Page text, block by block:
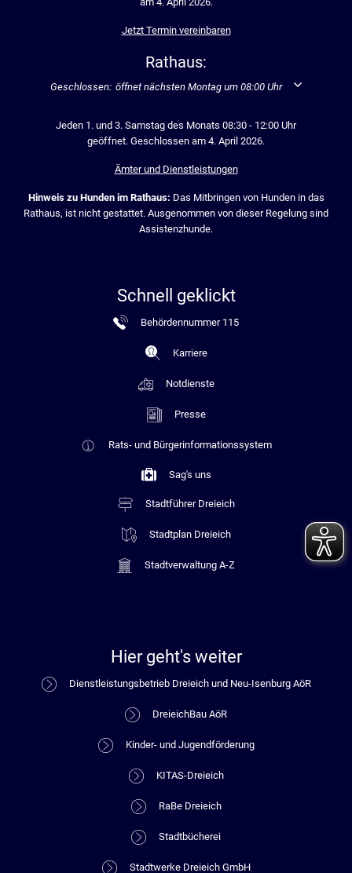
Jetzt Termin vereinbaren
Rathaus:
Klicken, um weitere Öffnungs- oder Schließzeiten auszublenden
Geschlossen: öffnet nächsten Montag um 08:00 Uhr
Jeden 1. und 3. Samstag des Monats 08:30 - 12:00 Uhr
geöffnet. Geschlossen am 4. April 2026.
Ämter und Dienstleistungen
Hinweis zu Hunden im Rathaus: Das Mitbringen von Hunden in das
Rathaus, ist nicht gestattet. Ausgenommen von dieser Regelung sind
Assistenzhunde.
Schnell geklickt
Behördennummer 115
Karriere
Notdienste
Presse
Rats- und Bürgerinformationssystem
Sag's uns
Stadtführer Dreieich
Stadtplan Dreieich
Stadtverwaltung A-Z
Hier geht's weiter
Dienstleistungsbetrieb Dreieich und Neu-Isenburg AöR
DreieichBau AöR
Kinder- und Jugendförderung
KITAS-Dreieich
RaBe Dreieich
Stadtbücherei
Stadtwerke Dreieich GmbH